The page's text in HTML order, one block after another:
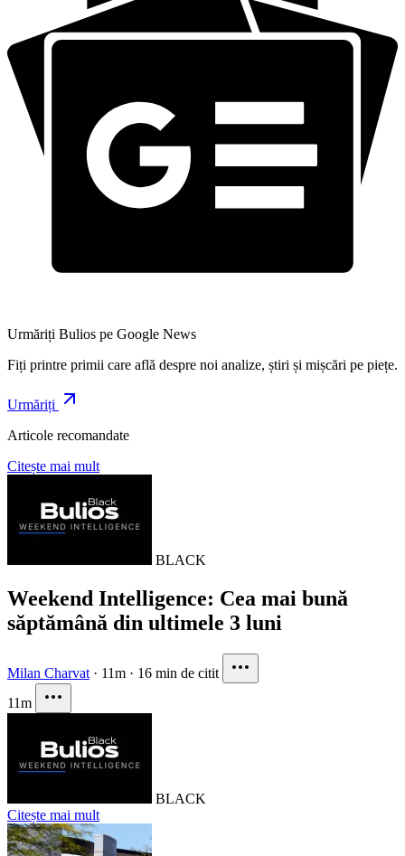
Urmăriți Bulios pe Google News
Fiți printre primii care află despre noi analize, știri și mișcări pe piețe.
Urmăriți
Articole recomandate
Citește mai mult
BLACK
Weekend Intelligence: Cea mai bună
săptămână din ultimele 3 luni
Milan Charvat · 11m · 16 min de citit
11m
BLACK
Citește mai mult